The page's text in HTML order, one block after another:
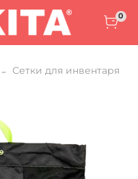
0
Сетки для инвентаря